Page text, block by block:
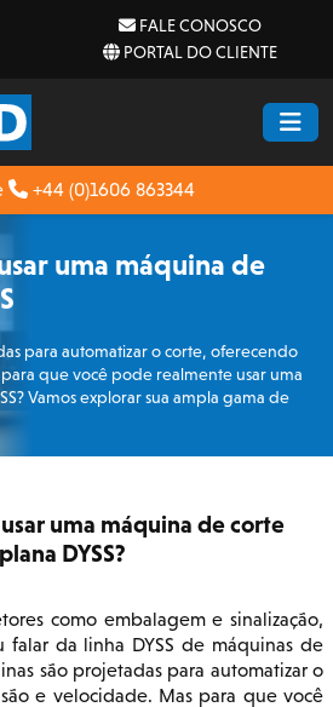
FALE CONOSCO
PORTAL DO CLIENTE
+44 (0)1606 863344
uma máquina de
para automatizar o corte, oferecendo
que você pode realmente usar uma
Vamos explorar sua ampla gama de
uma máquina de corte
plana DYSS?
como embalagem e sinalização,
da linha DYSS de máquinas de
são projetadas para automatizar o
e velocidade. Mas para que você